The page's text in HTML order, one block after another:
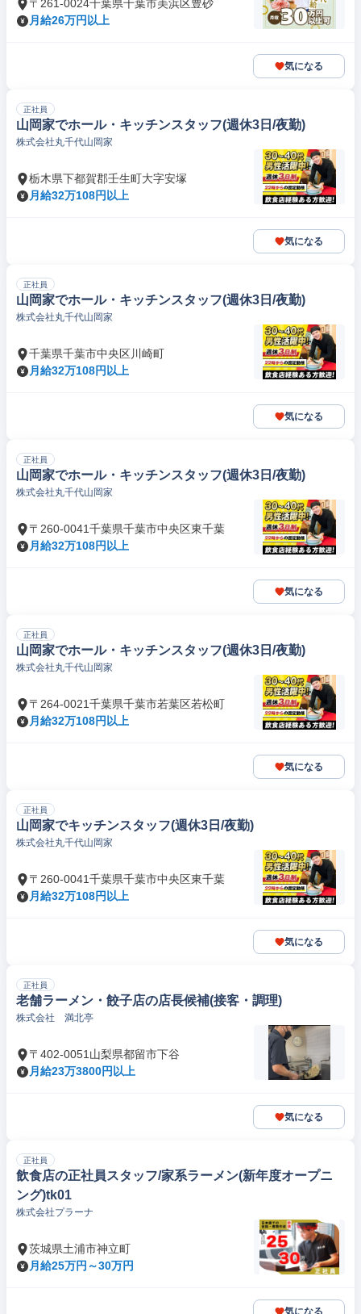
〒261-0024千葉県千葉市美浜区豊砂
月給26万円以上
気になる
正社員
山岡家でホール・キッチンスタッフ(週休3日/夜勤)
株式会社丸千代山岡家
栃木県下都賀郡壬生町大字安塚
月給32万108円以上
気になる
正社員
山岡家でホール・キッチンスタッフ(週休3日/夜勤)
株式会社丸千代山岡家
千葉県千葉市中央区川崎町
月給32万108円以上
気になる
正社員
山岡家でホール・キッチンスタッフ(週休3日/夜勤)
株式会社丸千代山岡家
〒260-0041千葉県千葉市中央区東千葉
月給32万108円以上
気になる
正社員
山岡家でホール・キッチンスタッフ(週休3日/夜勤)
株式会社丸千代山岡家
〒264-0021千葉県千葉市若葉区若松町
月給32万108円以上
気になる
正社員
山岡家でキッチンスタッフ(週休3日/夜勤)
株式会社丸千代山岡家
〒260-0041千葉県千葉市中央区東千葉
月給32万108円以上
気になる
正社員
老舗ラーメン・餃子店の店長候補(接客・調理)
株式会社 満北亭
〒402-0051山梨県都留市下谷
月給23万3800円以上
気になる
正社員
飲食店の正社員スタッフ/家系ラーメン(新年度オープニ
ング)tk01
株式会社プラーナ
茨城県土浦市神立町
月給25万円～30万円
気になる